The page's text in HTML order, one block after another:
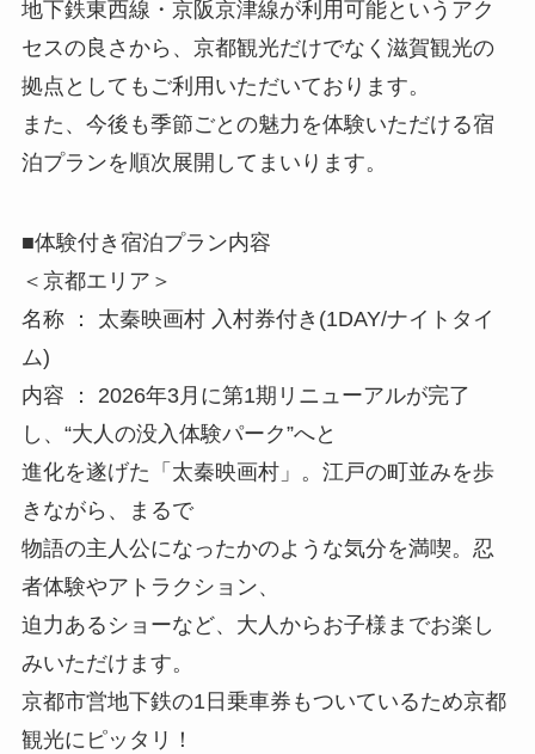
地下鉄東西線・京阪京津線が利用可能というアク
セスの良さから、京都観光だけでなく滋賀観光の
拠点としてもご利用いただいております。
また、今後も季節ごとの魅力を体験いただける宿
泊プランを順次展開してまいります。
■体験付き宿泊プラン内容
＜京都エリア＞
名称 ： 太秦映画村 入村券付き(1DAY/ナイトタイ
ム)
内容 ： 2026年3月に第1期リニューアルが完了
し、“大人の没入体験パーク”へと
進化を遂げた「太秦映画村」。江戸の町並みを歩
きながら、まるで
物語の主人公になったかのような気分を満喫。忍
者体験やアトラクション、
迫力あるショーなど、大人からお子様までお楽し
みいただけます。
京都市営地下鉄の1日乗車券もついているため京都
観光にピッタリ！